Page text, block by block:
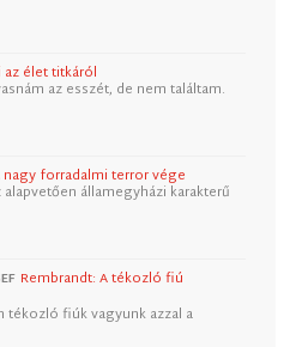
az élet titkáról
az esszét, de nem találtam.
nagy forradalmi terror vége
államegyházi karakterű
Rembrandt: A tékozló fiú
tékozló fiúk vagyunk azzal a